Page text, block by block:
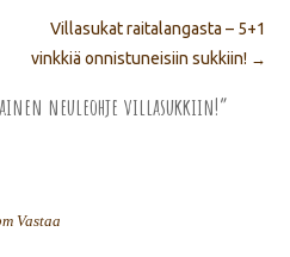
Villasukat raitalangasta – 5+1
vinkkiä onnistuneisiin sukkiin!
→
neuleohje villasukkiin!”
Vastaa